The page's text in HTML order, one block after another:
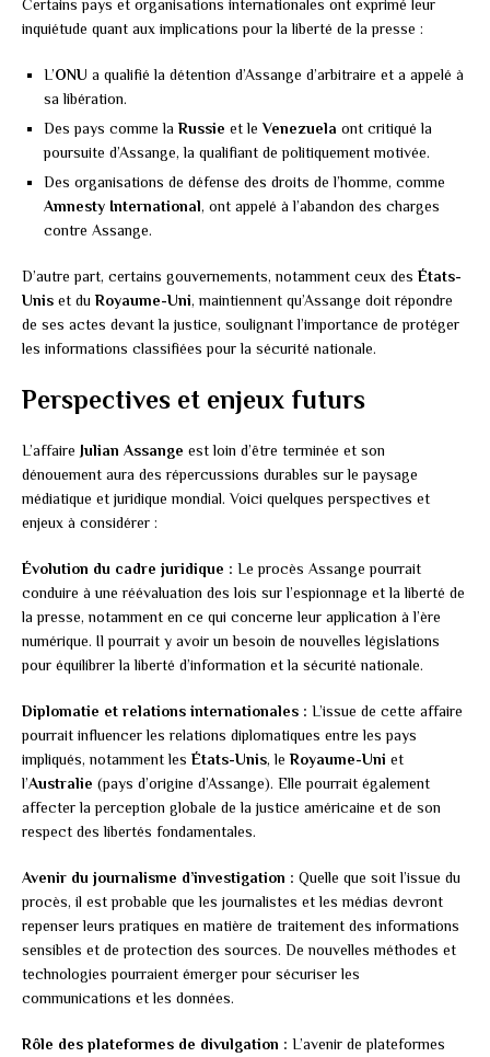
Certains pays et organisations internationales ont exprimé leur
inquiétude quant aux implications pour la liberté de la presse :
L’ONU a qualifié la détention d’Assange d’arbitraire et a appelé à
sa libération.
Des pays comme laRussie et leVenezuela ont critiqué la
poursuite d’Assange, la qualifiant de politiquement motivée.
Des organisations de défense des droits de l’homme, comme
Amnesty International, ont appelé à l’abandon des charges
contre Assange.
D’autre part, certains gouvernements, notamment ceux des États-
Unis et duRoyaume-Uni, maintiennent qu’Assange doit répondre
de ses actes devant la justice, soulignant l’importance de protéger
les informations classifiées pour la sécurité nationale.
Perspectives et enjeux futurs
L’affaire Julian Assange est loin d’être terminée et son
dénouement aura des répercussions durables sur le paysage
médiatique et juridique mondial. Voici quelques perspectives et
enjeux à considérer :
Évolution du cadre juridique : Le procès Assange pourrait
conduire à une réévaluation des lois sur l’espionnage et la liberté de
la presse, notamment en ce qui concerne leur application à l’ère
numérique. Il pourrait y avoir un besoin de nouvelles législations
pour équilibrer la liberté d’information et la sécurité nationale.
Diplomatie et relations internationales : L’issue de cette affaire
pourrait influencer les relations diplomatiques entre les pays
impliqués, notamment les États-Unis, leRoyaume-Uni et
l’Australie (pays d’origine d’Assange). Elle pourrait également
affecter la perception globale de la justice américaine et de son
respect des libertés fondamentales.
Avenir du journalisme d’investigation : Quelle que soit l’issue du
procès, il est probable que les journalistes et les médias devront
repenser leurs pratiques en matière de traitement des informations
sensibles et de protection des sources. De nouvelles méthodes et
technologies pourraient émerger pour sécuriser les
communications et les données.
Rôle des plateformes de divulgation : L’avenir de plateformes